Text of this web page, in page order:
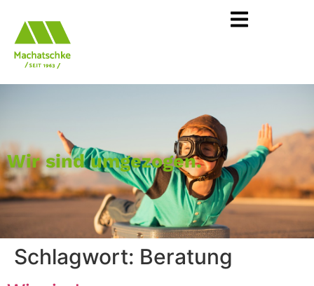
Wir sind umgezogen.
Schlagwort: Beratung